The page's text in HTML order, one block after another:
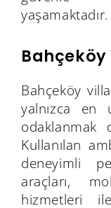
yaşamaktadır.
Bahçeköy
Bahçeköy
yalnızca en
odaklanmak
Kullanılan
deneyimli
araçları,
hizmetleri